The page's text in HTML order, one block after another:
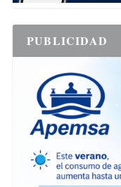
PUBLICIDAD